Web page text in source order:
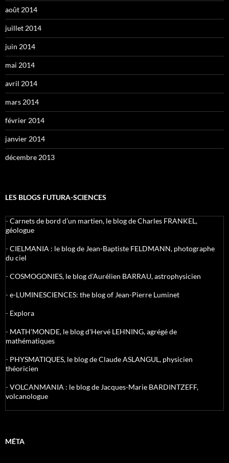
août 2014
juillet 2014
juin 2014
mai 2014
avril 2014
mars 2014
février 2014
janvier 2014
décembre 2013
LES BLOGS FUTURA-SCIENCES
-Carnets de bord d’un martien, le blog de Charles FRANKEL,
géologue
-CIELMANIA : le blog de Jean-Baptiste FELDMANN, photographe
du ciel
-COSMOGONIES, le blog d'Aurélien BARRAU, astrophysicien
-e-LUMINESCIENCES: the blog of Jean-Pierre Luminet
- Explora
- MATH'MONDE, le blog d'Hervé LEHNING, agrégé de
mathématiques
- PHYSMATIQUES, le blog de Claude ASLANGUL, physicien
théoricien
-VOLCANMANIA : le blog de Jacques-Marie BARDINTZEFF,
volcanologue
MÉTA